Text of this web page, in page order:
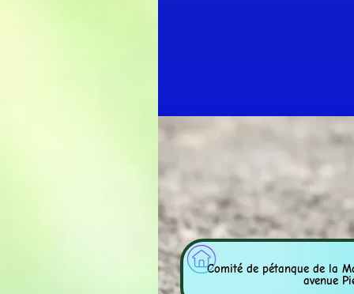
Comité de pétanque
avenue